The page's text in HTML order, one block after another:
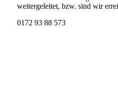
weitergeleitet, bzw. sind wir
0172 93 88 573